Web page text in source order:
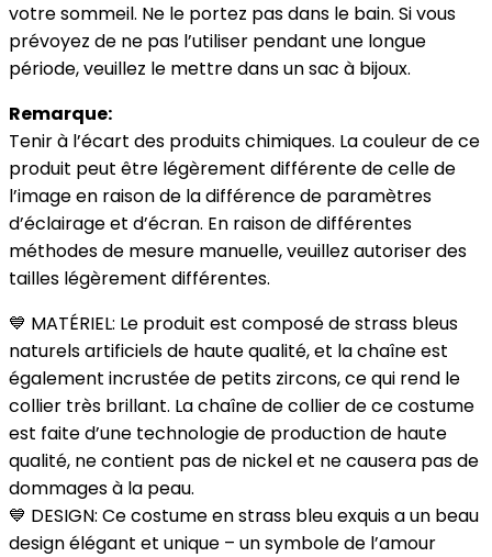
votre sommeil. Ne le portez pas dans le bain. Si vous
prévoyez de ne pas l’utiliser pendant une longue
période, veuillez le mettre dans un sac à bijoux.
Remarque:
Tenir à l’écart des produits chimiques. La couleur de ce
produit peut être légèrement différente de celle de
l’image en raison de la différence de paramètres
d’éclairage et d’écran. En raison de différentes
méthodes de mesure manuelle, veuillez autoriser des
tailles légèrement différentes.
💙 MATÉRIEL: Le produit est composé de strass bleus
naturels artificiels de haute qualité, et la chaîne est
également incrustée de petits zircons, ce qui rend le
collier très brillant. La chaîne de collier de ce costume
est faite d’une technologie de production de haute
qualité, ne contient pas de nickel et ne causera pas de
dommages à la peau.
💙 DESIGN: Ce costume en strass bleu exquis a un beau
design élégant et unique – un symbole de l’amour